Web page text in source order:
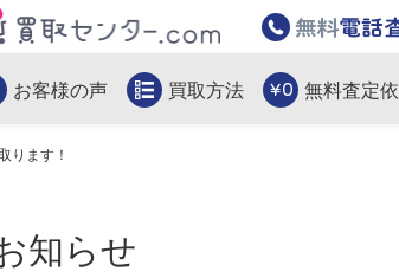
お客様の声 買取方法 無料査定
ります！
知らせ